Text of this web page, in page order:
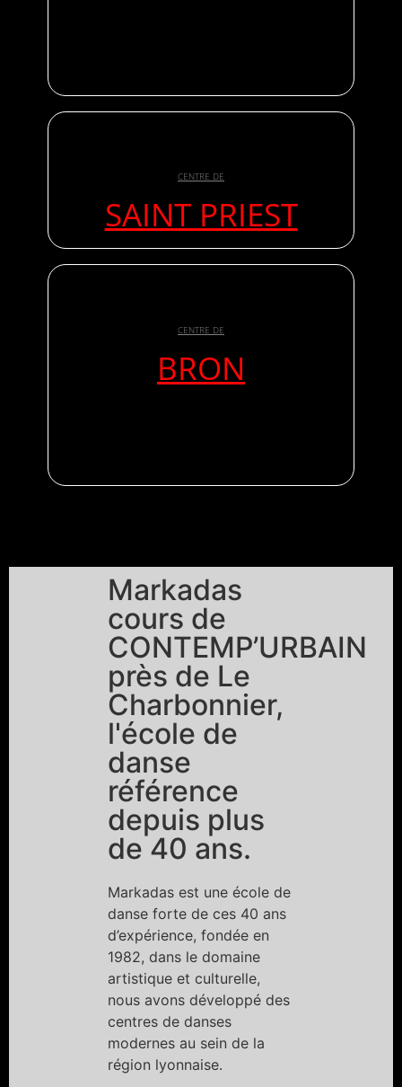
CENTRE DE
SAINT PRIEST
CENTRE DE
BRON
Markadas
cours de
CONTEMP’URBAIN
près de Le
Charbonnier,
l'école de
danse
référence
depuis plus
de 40 ans.
Markadas est une école de
danse forte de ces 40 ans
d’expérience, fondée en
1982, dans le domaine
artistique et culturelle,
nous avons développé des
centres de danses
modernes au sein de la
région lyonnaise.